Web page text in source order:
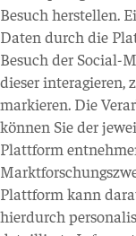
Besuch herstellen.
Daten durch die
Besuch der Social-
dieser interagieren,
markieren. Die
können Sie der
Plattform
Plattform kann
hierdurch